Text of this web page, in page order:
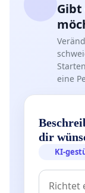
Gibt
eine
dir
KI-